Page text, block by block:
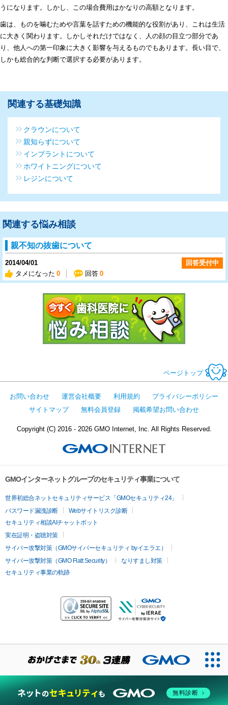
うになります。しかし、この場合費用はかなりの高額となります。
歯は、ものを噛むためや言葉を話すための機能的な役割があり、これは生活
に大きく関わります。しかしそれだけではなく、人の顔の目立つ部分であ
り、他人への第一印象に大きく影響を与えるものでもあります。長い目で、
しかも総合的な判断で選択する必要があります。
関連する基礎知識
クラウンについて
親知らずについて
インプラントについて
ホワイトニングについて
レジンについて
関連する悩み相談
親不知の抜歯について
2014/04/01
タメになった 0 回答 0
回答受付中
ページトップ
お問い合わせ 運営会社概要 利用規約
プライバシーポリシー
サイトマップ
無料会員登録 掲載希望お問い合わせ
Copyright (C) 2016 - 2026 GMO Internet, Inc. All Rights Reserved.
GMOインターネットグループのセキュリティ事業について
世界初総合ネットセキュリティサービス「GMOセキュリティ24」
パスワード漏洩診断
Webサイトリスク診断
セキュリティ相談AIチャットボット
実在証明・盗聴対策
サイバー攻撃対策（GMOサイバーセキュリティ byイエラエ）
サイバー攻撃対策（GMO Flatt Security）
なりすまし対策
セキュリティ事業の軌跡
無料診断